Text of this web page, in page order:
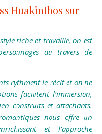
Huakinthos sur
riche et travaillé, on est
au travers de
rythment le récit et on ne
facilitent l’immersion,
construits et attachants.
nous offre un
et l’approche